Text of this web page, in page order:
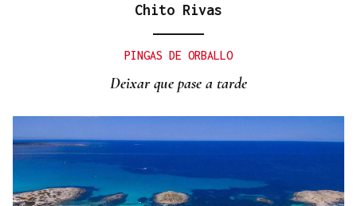
Chito Rivas
PINGAS DE ORBALLO
Deixar que pase a tarde